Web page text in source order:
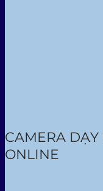
CAMERA DẠY
ONLINE